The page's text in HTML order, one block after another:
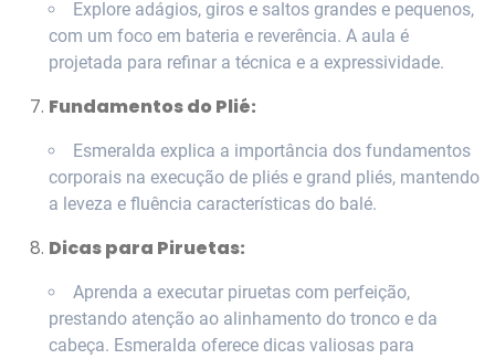
Explore adágios, giros e saltos grandes e pequenos,
com um foco em bateria e reverência. A aula é
projetada para refinar a técnica e a expressividade.
Fundamentos do Plié:
Esmeralda explica a importância dos fundamentos
corporais na execução de pliés e grand pliés, mantendo
a leveza e fluência características do balé.
Dicas para Piruetas:
Aprenda a executar piruetas com perfeição,
prestando atenção ao alinhamento do tronco e da
cabeça. Esmeralda oferece dicas valiosas para